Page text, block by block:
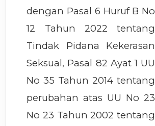
dengan Pasal 6 Huruf B No
12 Tahun 2022 tentang
Tindak Pidana Kekerasan
Seksual, Pasal 82 Ayat 1 UU
No 35 Tahun 2014 tentang
perubahan atas UU No 23
No 23 Tahun 2002 tentang